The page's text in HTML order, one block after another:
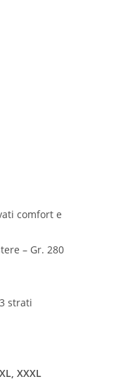
comfort e
– Gr. 280
strati
XXXL